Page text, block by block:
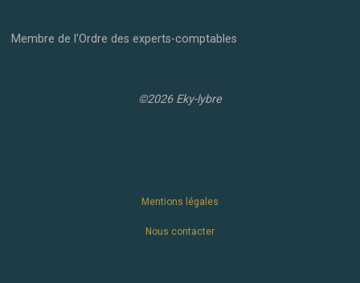
Membre de l'Ordre des experts-comptables
©2026 Eky-lybre
Mentions légales
Nous contacter